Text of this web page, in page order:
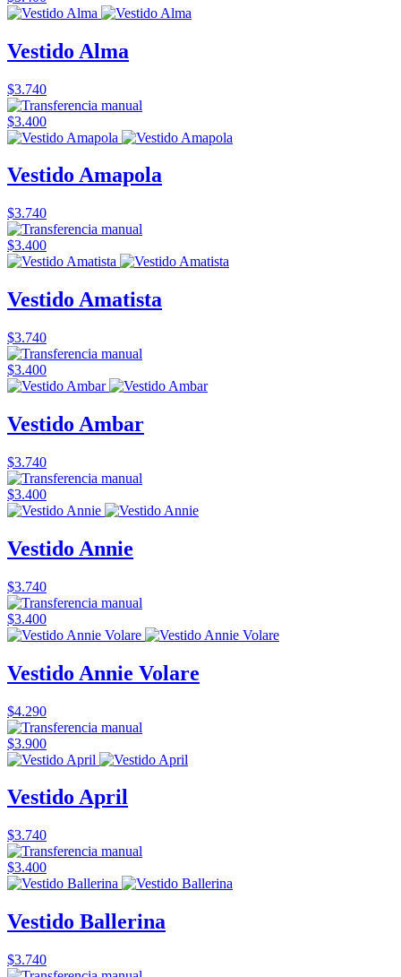
Vestido Alma
$3.740
$3.400
Vestido Amapola
$3.740
$3.400
Vestido Amatista
$3.740
$3.400
Vestido Ambar
$3.740
$3.400
Vestido Annie
$3.740
$3.400
Vestido Annie Volare
$4.290
$3.900
Vestido April
$3.740
$3.400
Vestido Ballerina
$3.740